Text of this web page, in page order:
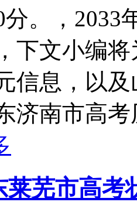
。，2033
下文小编
信息，以
济南市高
莱芜市高